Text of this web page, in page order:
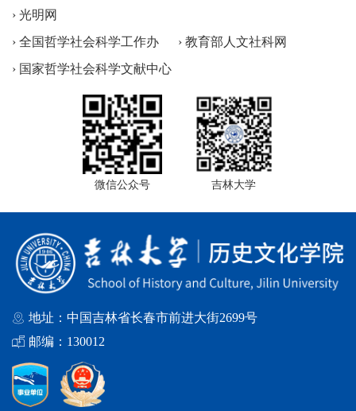
› 光明网
› 全国哲学社会科学工作办
› 教育部人文社科网
› 国家哲学社会科学文献中心
微信公众号 吉林大学
地址：中国吉林省长春市前进大街2699号
邮编：130012